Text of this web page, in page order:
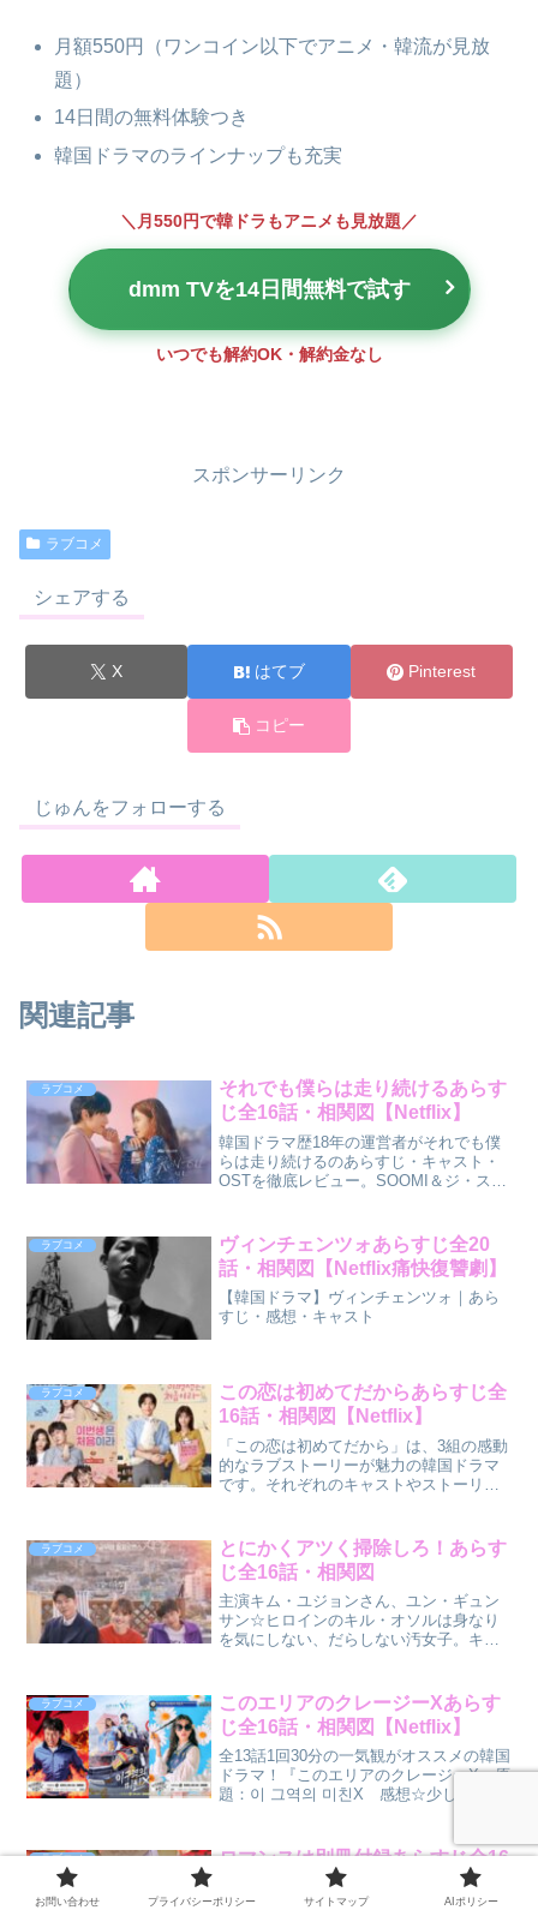
月額550円（ワンコイン以下でアニメ・韓流が見放
題）
14日間の無料体験つき
韓国ドラマのラインナップも充実
＼月550円で韓ドラもアニメも見放題／
dmm TVを14日間無料で試す
いつでも解約OK・解約金なし
スポンサーリンク
ラブコメ
シェアする
X はてブ Pinterest
コピー
じゅんをフォローする
関連記事
ラブコメ
それでも僕らは走り続けるあらす
じ全16話・相関図【Netflix】
韓国ドラマ歴18年の運営者がそれでも僕
らは走り続けるのあらすじ・キャスト・
OSTを徹底レビュー。SOOMI＆ジ・スン
ラブコメ
ヴィンチェンツォあらすじ全20
話・相関図【Netflix痛快復讐劇】
【韓国ドラマ】ヴィンチェンツォ｜あら
すじ・感想・キャスト
ラブコメ
この恋は初めてだからあらすじ全
16話・相関図【Netflix】
「この恋は初めてだから」は、3組の感動
的なラブストーリーが魅力の韓国ドラマ
です。それぞれのキャストやストーリー
ます。さらに、個人の感想や評価も交え
ながら、この作品の魅力に迫ります。
ラブコメ
とにかくアツく掃除しろ！あらす
じ全16話・相関図
主演キム・ユジョンさん、ユン・ギュン
サン☆ヒロインのキル・オソルは身なり
を気にしない、だらしない汚女子。キ
と汚女子社員の対極にいる二人のラブロ
マンス。
ラブコメ
このエリアのクレージーXあらす
じ全16話・相関図【Netflix】
全13話1回30分の一気観がオススメの韓国
ドラマ！『このエリアのクレージーX』原
題：이 그역의 미친X 感想☆少しネタバ
ラブコメ
ロマンスは別冊付録あらすじ全16
話・相関図【Netflix】
ロマンスは別冊付録の人物相関図とキャ
お問い合わせ プライバシーポリシー サイトマップ AIポリシー